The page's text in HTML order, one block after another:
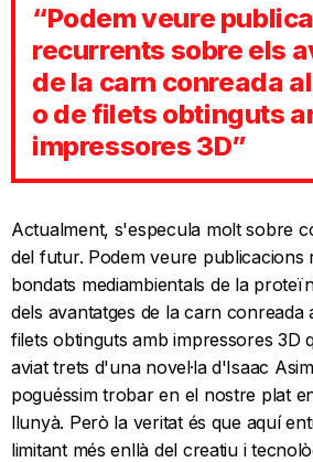
“Podem veure
recurrents sobre els
de la carn conreada
o de filets obtinguts
impressores 3D”
Actualment, s'especula molt sobre
del futur. Podem veure publicacions
bondats mediambientals de la
dels avantatges de la carn
filets obtinguts amb impressores 3D
aviat trets d'una novel·la d'Isaac
poguéssim trobar en el nostre plat
llunyà. Però la veritat és que aquí
limitant més enllà del creatiu i